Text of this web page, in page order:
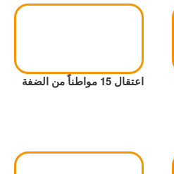
اعتقال 15 مواطناً من الضفة